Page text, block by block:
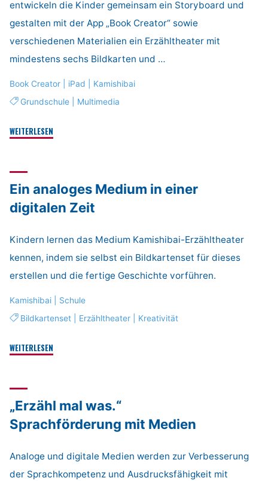
entwickeln die Kinder gemeinsam ein Storyboard und
gestalten mit der App „Book Creator“ sowie
verschiedenen Materialien ein Erzähltheater mit
mindestens sechs Bildkarten und …
Book Creator iPad
Kamishibai
Grundschule| Multimedia
WEITERLESEN
eigenen
Kamishibai"
Ein analoges Medium in einer
digitalen Zeit
Kindern lernen das Medium Kamishibai-Erzähltheater
kennen, indem sie selbst ein Bildkartenset für dieses
erstellen und die fertige Geschichte vorführen.
Kamishibai
Schule
Bildkartenset| Erzähltheater| Kreativität
WEITERLESEN
einer
digitalen
„Erzähl mal was.“
Sprachförderung mit Medien
Analoge und digitale Medien werden zur Verbesserung
der Sprachkompetenz und Ausdrucksfähigkeit mit